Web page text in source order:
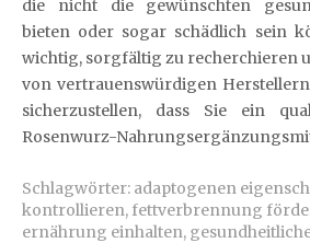
die nicht die gewünschten
bieten oder sogar schädlich sein
wichtig, sorgfältig zu recherchieren
von vertrauenswürdigen
sicherzustellen, dass Sie ein
Rosenwurz-
Schlagwörter: adaptogenen
kontrollieren, fettverbrennung
ernährung einhalten,